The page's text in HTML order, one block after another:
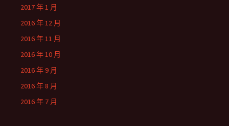
2017 年 1 月
2016 年 12 月
2016 年 11 月
2016 年 10 月
2016 年 9 月
2016 年 8 月
2016 年 7 月